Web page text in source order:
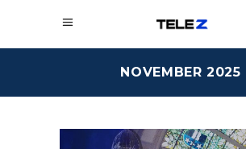
NOVEMBER 2025